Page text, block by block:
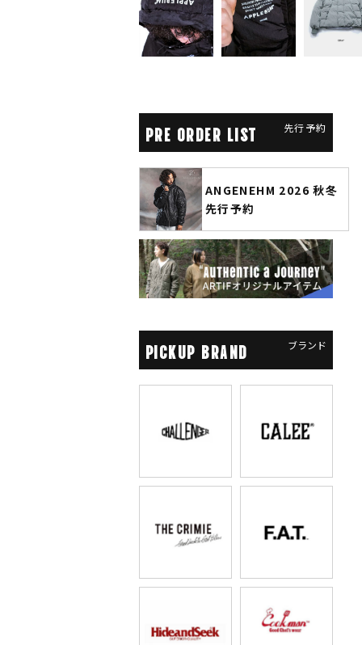
PRE ORDER LIST 先行予約
ANGENEHM 2026 秋冬
CLUCT 2026 冬
PICKUP BRAND ブランド